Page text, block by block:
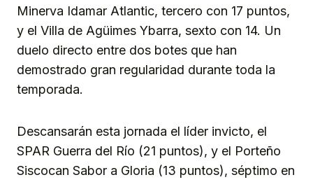
Minerva Idamar Atlantic, tercero con 17 puntos,
y el Villa de Agüimes Ybarra, sexto con 14. Un
duelo directo entre dos botes que han
demostrado gran regularidad durante toda la
temporada.
Descansarán esta jornada el líder invicto, el
SPAR Guerra del Río (21 puntos), y el Porteño
Siscocan Sabor a Gloria (13 puntos), séptimo en